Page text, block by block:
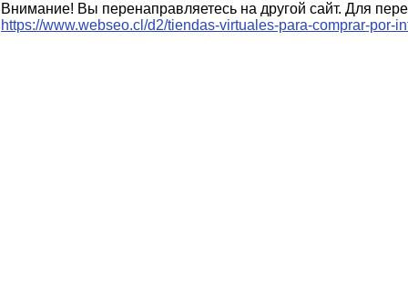
Внимание! Вы перенаправляетесь на другой сайт. Для
https://www.webseo.cl/d2/tiendas-virtuales-para-comprar-por-